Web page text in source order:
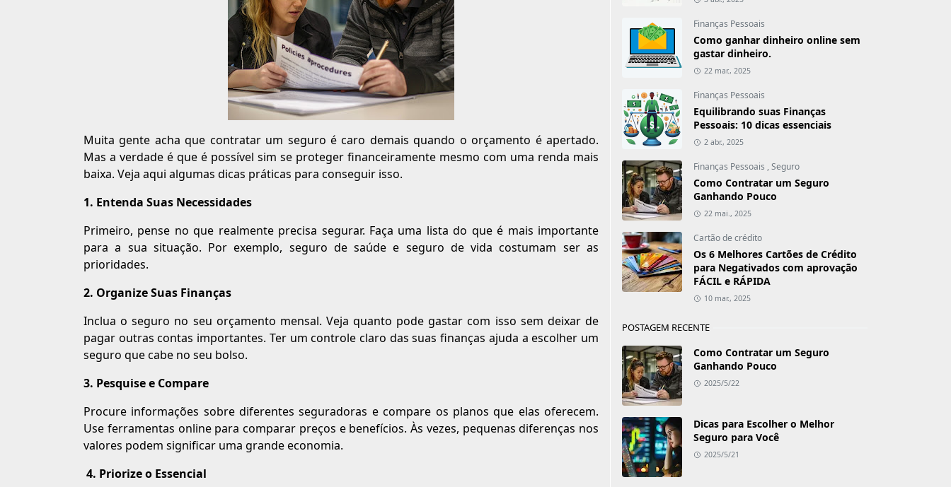
Muita gente acha que contratar um seguro é caro demais quando o orçamento é apertado.
Mas a verdade é que é possível sim se proteger financeiramente mesmo com uma renda mais
baixa. Veja aqui algumas dicas práticas para conseguir isso.
1. Entenda Suas Necessidades
Primeiro, pense no que realmente precisa segurar. Faça uma lista do que é mais importante
para a sua situação. Por exemplo, seguro de saúde e seguro de vida costumam ser as
prioridades.
2. Organize Suas Finanças
Inclua o seguro no seu orçamento mensal. Veja quanto pode gastar com isso sem deixar de
pagar outras contas importantes. Ter um controle claro das suas finanças ajuda a escolher um
seguro que cabe no seu bolso.
3. Pesquise e Compare
Procure informações sobre diferentes seguradoras e compare os planos que elas oferecem.
Use ferramentas online para comparar preços e benefícios. Às vezes, pequenas diferenças nos
valores podem significar uma grande economia.
4. Priorize o Essencial
Finanças Pessoais
Como ganhar dinheiro online sem
gastar dinheiro.
22 mar., 2025
Finanças Pessoais
Equilibrando suas Finanças
Pessoais: 10 dicas essenciais
2 abr., 2025
Finanças Pessoais , Seguro
Como Contratar um Seguro
Ganhando Pouco
22 mai., 2025
Cartão de crédito
Os 6 Melhores Cartões de Crédito
para Negativados com aprovação
FÁCIL e RÁPIDA
10 mar., 2025
POSTAGEM RECENTE
Como Contratar um Seguro
Ganhando Pouco
2025/5/22
Dicas para Escolher o Melhor
Seguro para Você
2025/5/21